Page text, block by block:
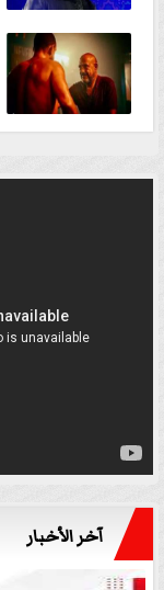
آخر الأخبار